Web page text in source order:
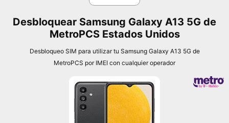
Desbloquear Samsung Galaxy A13 5G de
MetroPCS Estados Unidos
Desbloqueo SIM para utilizar tu Samsung Galaxy A13 5G de
MetroPCS por IMEI con cualquier operador